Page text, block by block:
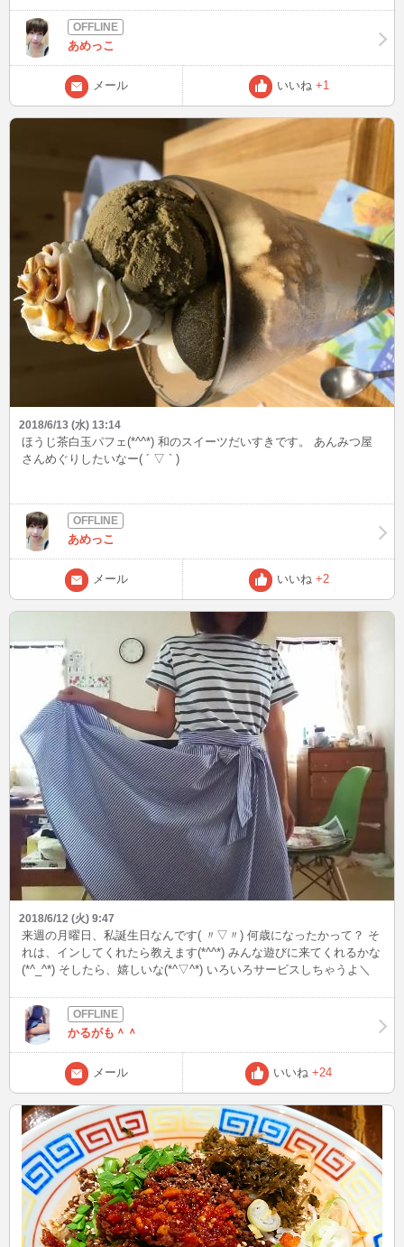
ゃんです。 だからといって、えっちなお話が嫌いとかではないの
で、 気軽に話しかけていただければとても嬉しいです。 夜露死苦寝
(´ω`)
あめっこ
メール いいね +1
2018/6/13 (水) 13:14
ほうじ茶白玉パフェ(*^^*) 和のスイーツだいすきです。 あんみつ屋
さんめぐりしたいなー( ´ ▽ ` )
あめっこ
メール いいね +2
2018/6/12 (火) 9:47
来週の月曜日、私誕生日なんです( 〃▽〃) 何歳になったかって？ そ
れは、インしてくれたら教えます(*^^*) みんな遊びに来てくれるかな
(*^_^*) そしたら、嬉しいな(*^▽^*) いろいろサービスしちゃうよ＼
かるがも＾＾
メール いいね +24